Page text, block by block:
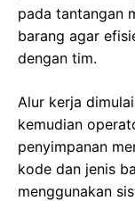
pada tantangan
barang agar
dengan tim.
Alur kerja
kemudian
penyimpanan
kode dan jenis
menggunakan